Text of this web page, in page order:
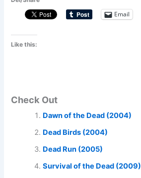
Email
Like this:
Check Out
Dawn of the Dead (2004)
Dead Birds (2004)
Dead Run (2005)
Survival of the Dead (2009)